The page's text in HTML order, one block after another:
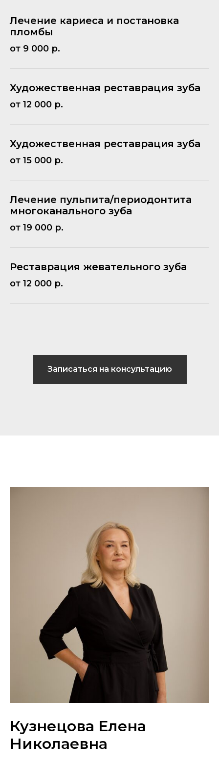
Лечение кариеса и постановка
пломбы
от 9 000 р.
Художественная реставрация зуба
от 12 000 р.
Художественная реставрация зуба
от 15 000 р.
Лечение пульпита/периодонтита
многоканального зуба
от 19 000 р.
Реставрация жевательного зуба
от 12 000 р.
Записаться на консультацию
Кузнецова Елена
Николаевна